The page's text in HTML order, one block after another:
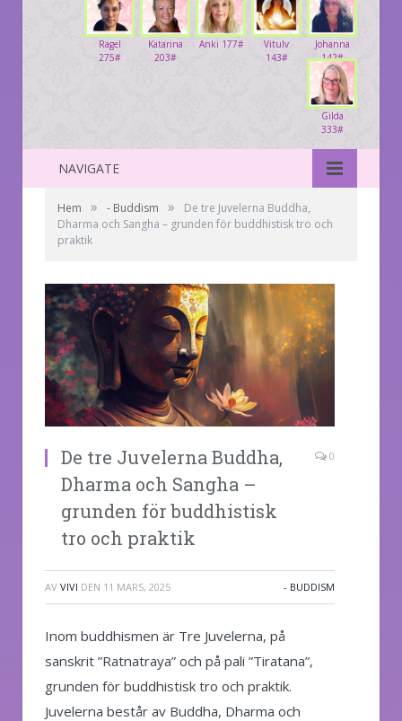
Johanna
142#
Vitulv
143#
Anki 177#
Katarina
203#
Ragel
275#
Gilda
333#
NAVIGATE
Hem » - Buddism »
De tre Juvelerna Buddha,
Dharma och Sangha – grunden för buddhistisk tro och
praktik
De tre Juvelerna Buddha,
Dharma och Sangha –
grunden för buddhistisk
tro och praktik
0
AV VIVI DEN 11 MARS, 2025 - BUDDISM
Inom buddhismen är Tre Juvelerna, på
sanskrit ”Ratnatraya” och på pali ”Tiratana”,
grunden för buddhistisk tro och praktik.
Juvelerna består av Buddha, Dharma och